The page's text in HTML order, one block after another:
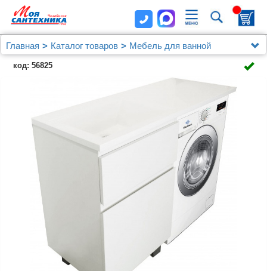
Главная Каталог товаров
Мебель для ванной
Мебель от 120 см.
Мебель для ванной Эстет Dallas Luxe 130
код: 56825